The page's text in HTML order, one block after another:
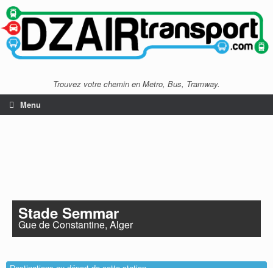
Trouvez votre chemin en Metro, Bus, Tramway.
Menu
Stade Semmar
Gue de Constantine, Alger